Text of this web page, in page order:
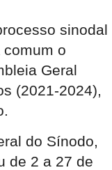
sinodal
o
Geral
(2021-2024),
do Sínodo,
de 2 a 27 de